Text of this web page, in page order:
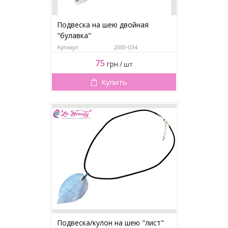
Подвеска на шею двойная
"булавка"
Артикул: 2000-034
75 грн /шт
Купить
Подвеска/кулон на шею "лист"